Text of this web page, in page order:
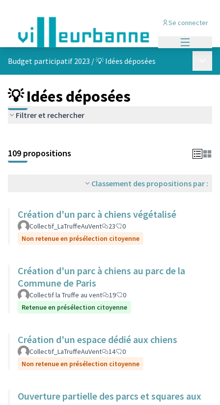
Se connecter
Budget participatif 2023 /💡 Idées déposées
💡 Idées déposées
Filtrer et rechercher
+
−
109 propositions
Classement des propositions par :
Création d'un parc à chiens végétalisé
Collectif_LaTruffeAuVent 23
0
Non retenue en présélection citoyenne
Création d'un parc à chiens au parc de la
Commune de Paris
Collectif la Truffe au vent 19
0
Retenue en présélection citoyenne
Création d'un espace dédié aux chiens
Collectif_LaTruffeAuVent 14
0
Non retenue en présélection citoyenne
Ouverture partielle des parcs et squares aux